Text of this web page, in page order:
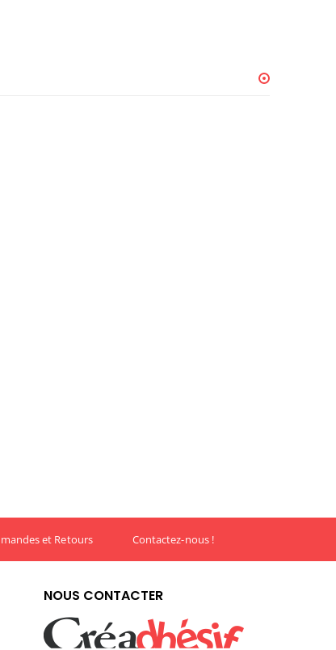
et Retours Contactez-nous !
NOUS CONTACTER